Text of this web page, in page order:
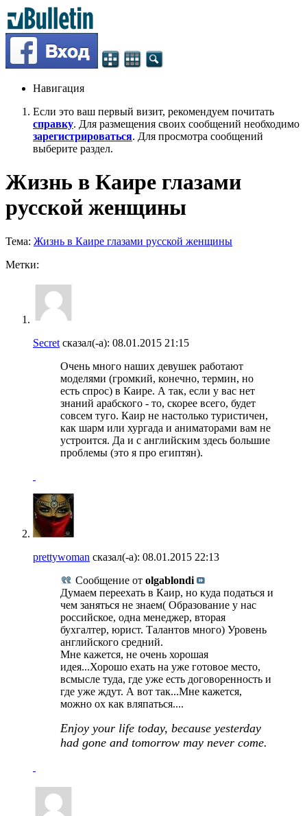
Навигация
Если это ваш первый визит, рекомендуем почитать
справку. Для размещения своих сообщений необходимо
зарегистрироваться. Для просмотра сообщений
выберите раздел.
Жизнь в Каире глазами
русской женщины
Тема: Жизнь в Каире глазами русской женщины
Метки:
Secret сказал(-а): 08.01.2015 21:15
Очень много наших девушек работают
моделями (громкий, конечно, термин, но
есть спрос) в Каире. А так, если у вас нет
знаний арабского - то, скорее всего, будет
совсем туго. Каир не настолько туристичен,
как шарм или хургада и аниматорами вам не
устроится. Да и с английским здесь большие
проблемы (это я про египтян).
prettywoman сказал(-а): 08.01.2015 22:13
Сообщение от olgablondi
Думаем переехать в Каир, но куда податься и
чем заняться не знаем( Образование у нас
российское, одна менеджер, вторая
бухгалтер, юрист. Талантов много) Уровень
английского средний.
Мне кажется, не очень хорошая
идея...Хорошо ехать на уже готовое место,
всмысле туда, где уже есть договоренность и
где уже ждут. А вот так...Мне кажется,
можно ох как вляпаться....
Enjoy your life today, because yesterday
had gone and tomorrow may never come.